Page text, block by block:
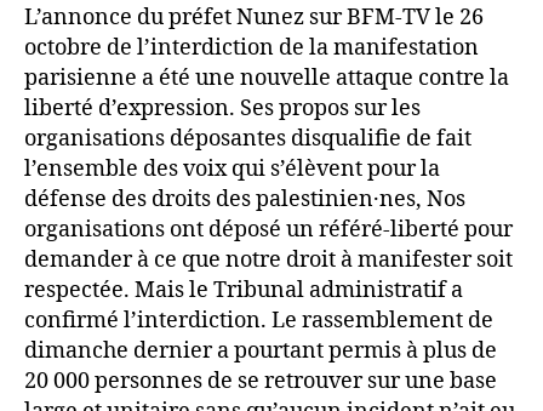
L’annonce du préfet Nunez sur BFM-TV le 26
octobre de l’interdiction de la manifestation
parisienne a été une nouvelle attaque contre la
liberté d’expression. Ses propos sur les
organisations déposantes disqualifie de fait
l’ensemble des voix qui s’élèvent pour la
défense des droits des palestinien·nes, Nos
organisations ont déposé un référé-liberté pour
demander à ce que notre droit à manifester soit
respectée. Mais le Tribunal administratif a
confirmé l’interdiction. Le rassemblement de
dimanche dernier a pourtant permis à plus de
20 000 personnes de se retrouver sur une base